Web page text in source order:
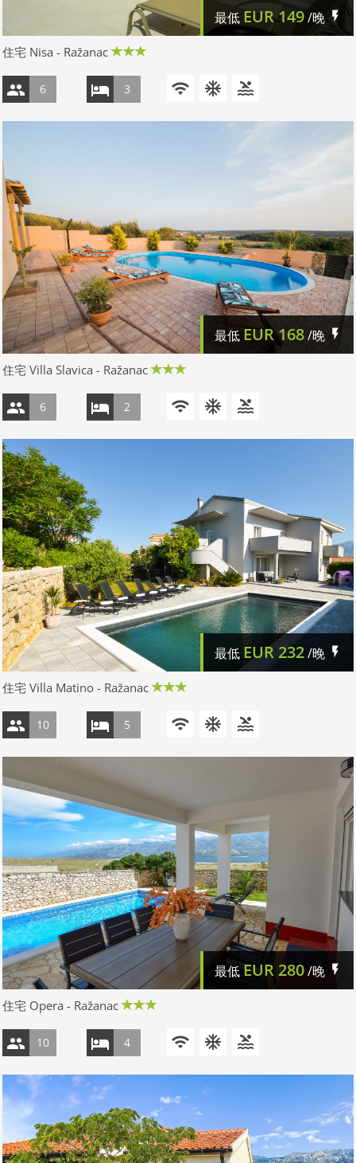
最低 EUR149/晚
住宅 Nisa - Ražanac
6 3
最低 EUR168/晚
住宅 Villa Slavica - Ražanac
6 2
最低 EUR 232/晚
住宅 Villa Matino - Ražanac
10 5
最低EUR280/晚
住宅 Opera - Ražanac
10 4